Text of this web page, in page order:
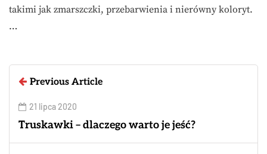
takimi jak zmarszczki, przebarwienia i nierówny koloryt.
…
Previous Article
21 lipca 2020
Truskawki – dlaczego warto je jeść?